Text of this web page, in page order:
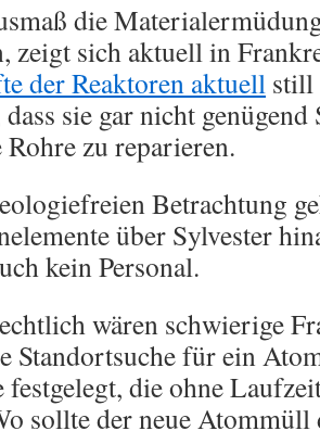
die
zeigt sich aktuell in
der Reaktoren aktuell still
sie gar nicht
zu reparieren.
Betrachtung
über Sylvester
kein Personal.
wären schwierige
Standortsuche für ein
die ohne
sollte der neue Atommüll